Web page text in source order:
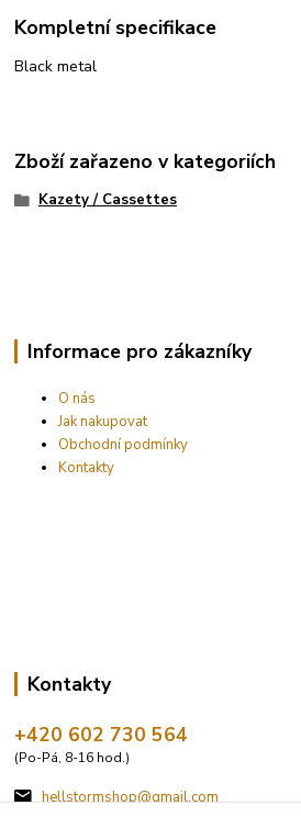
Kompletní specifikace
Black metal
Zboží zařazeno v kategoriích
Kazety / Cassettes
Informace pro zákazníky
O nás
Jak nakupovat
Obchodní podmínky
Kontakty
Kontakty
+420 602 730 564
(Po-Pá, 8-16 hod.)
hellstormshop@gmail.com